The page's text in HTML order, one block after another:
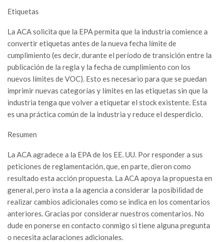
Etiquetas
La ACA solicita que la EPA permita que la industria comience a
convertir etiquetas antes de la nueva fecha límite de
cumplimiento (es decir, durante el período de transición entre la
publicación de la regla y la fecha de cumplimiento con los
nuevos límites de VOC). Esto es necesario para que se puedan
imprimir nuevas categorías y límites en las etiquetas sin que la
industria tenga que volver a etiquetar el stock existente. Esta
es una práctica común de la industria y reduce el desperdicio.
Resumen
La ACA agradece a la EPA de los EE. UU. Por responder a sus
peticiones de reglamentación, que, en parte, dieron como
resultado esta acción propuesta. La ACA apoya la propuesta en
general, pero insta a la agencia a considerar la posibilidad de
realizar cambios adicionales como se indica en los comentarios
anteriores. Gracias por considerar nuestros comentarios. No
dude en ponerse en contacto conmigo si tiene alguna pregunta
o necesita aclaraciones adicionales.